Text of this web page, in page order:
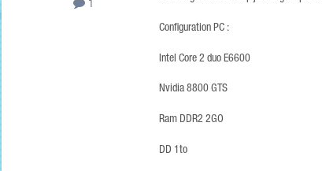
1
Configuration PC :
Intel Core 2 duo E6600
Nvidia 8800 GTS
Ram DDR2 2GO
DD 1to